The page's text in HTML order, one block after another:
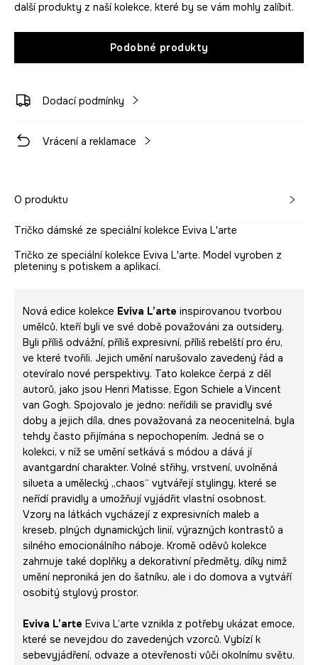
další produkty z naší kolekce, které by se vám mohly zalíbit.
Podobné produkty
Dodací podmínky
Vrácení a reklamace
O produktu
Tričko dámské ze speciální kolekce Eviva L'arte
Tričko ze speciální kolekce Eviva L'arte. Model vyroben z
pleteniny s potiskem a aplikací.
Nová edice kolekce Eviva L’arte inspirovanou tvorbou
umělců, kteří byli ve své době považováni za outsidery.
Byli příliš odvážní, příliš expresivní, příliš rebelští pro éru,
ve které tvořili. Jejich umění narušovalo zavedený řád a
otevíralo nové perspektivy. Tato kolekce čerpá z děl
autorů, jako jsou Henri Matisse, Egon Schiele a Vincent
van Gogh. Spojovalo je jedno: neřídili se pravidly své
doby a jejich díla, dnes považovaná za neocenitelná, byla
tehdy často přijímána s nepochopením. Jedná se o
kolekci, v níž se umění setkává s módou a dává jí
avantgardní charakter. Volné střihy, vrstvení, uvolněná
silueta a umělecký „chaos“ vytvářejí stylingy, které se
neřídí pravidly a umožňují vyjádřit vlastní osobnost.
Vzory na látkách vycházejí z expresivních maleb a
kreseb, plných dynamických linií, výrazných kontrastů a
silného emocionálního náboje. Kromě oděvů kolekce
zahrnuje také doplňky a dekorativní předměty, díky nimž
umění neproniká jen do šatníku, ale i do domova a vytváří
osobitý stylový prostor.
Eviva L’arte Eviva L’arte vznikla z potřeby ukázat emoce,
které se nevejdou do zavedených vzorců. Vybízí k
sebevyjádření, odvaze a otevřenosti vůči okolnímu světu.